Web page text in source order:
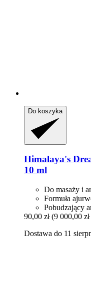
Do koszyka
Himalaya's
10 ml
Do masaży i
Formuła
Pobudzający
90,00 zł (9 000,00
Dostawa do 11